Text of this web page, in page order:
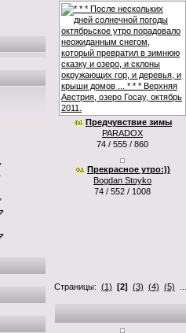
Предчувствие зимы
PARADOX
74 / 555 / 860
Прекрасное утро:))
Bogdan Stoyko
74 / 552 / 1008
Страницы: (1) [2] (3) (4) (5)